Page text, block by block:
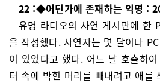
22 :◆어딘가에 존재하는 익명 :
유명 라디오의 사연 게시판에 한
을 작성했다. 사연자는 몇 달이나
이 있었다고 했다. 어느 날 호출하
터 속에 박힌 머리를 빼내려고 애를